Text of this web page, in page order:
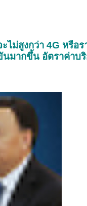
ไม่สูงกว่า 4G หรือร
มากขึ้น อัตราค่าบ